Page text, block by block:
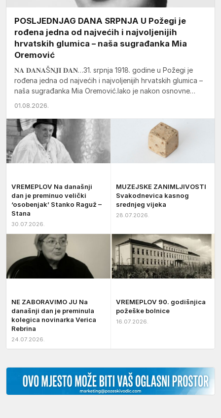
POSLJEDNJAG DANA SRPNJA U Požegi je
rođena jedna od najvećih i najvoljenijih
hrvatskih glumica – naša sugrađanka Mia
Oremović
𝐍𝐀 𝐃𝐀𝐍𝐀Š𝐍𝐉𝐈 𝐃𝐀𝐍…31. srpnja 1918. godine u Požegi je
rođena jedna od najvećih i najvoljenijih hrvatskih glumica –
naša sugrađanka Mia Oremović.Iako je nakon osnovne…
01.08.2026.
VREMEPLOV Na današnji
dan je preminuo velički
‘osobenjak’ Stanko Raguž –
Stana
30.07.2026.
MUZEJSKE ZANIMLJIVOSTI
Svakodnevica kasnog
srednjeg vijeka
28.07.2026.
NE ZABORAVIMO JU Na
današnji dan je preminula
kolegica novinarka Verica
Rebrina
24.07.2026.
VREMEPLOV 90. godišnjica
požeške bolnice
16.07.2026.